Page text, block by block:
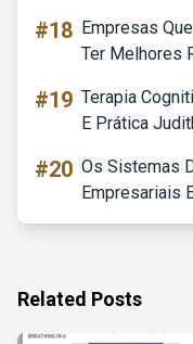
#18 Empresas
Ter Melhores
#19 Terapia
E Prática
#20 Os Sistemas
Empresariais
Related Posts